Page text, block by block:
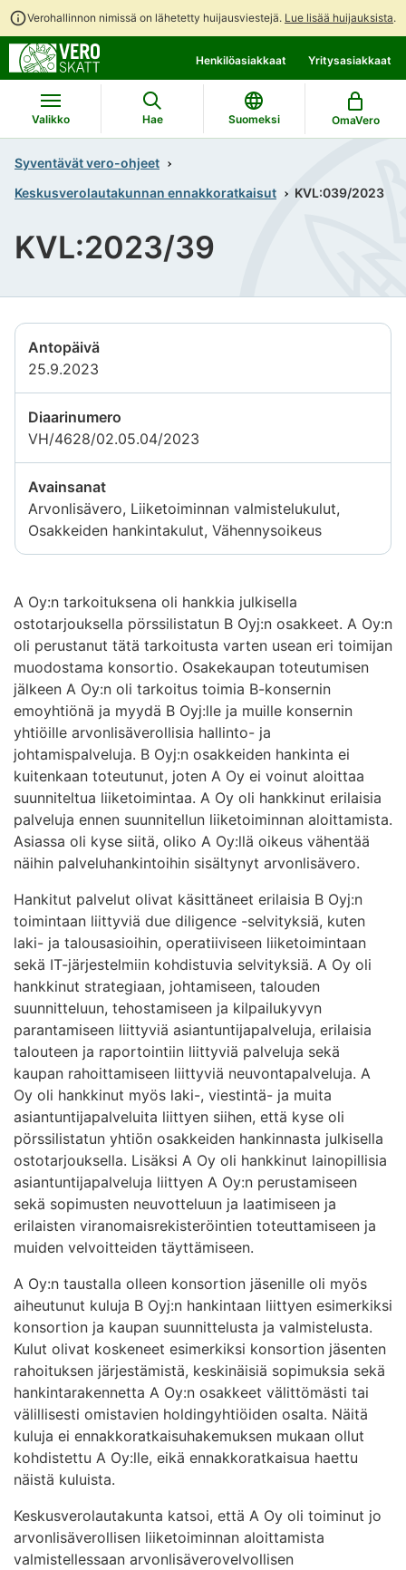
Verohallinnon nimissä on lähetetty huijausviestejä. Lue lisää huijauksista.
suoraan
sisältöön
koko
sivuston
hakuun
Henkilöasiakkaat Yritysasiakkaat
Valikko Hae Suomeksi OmaVero
Syventävät vero-ohjeet
Keskusverolautakunnan ennakkoratkaisut
KVL:039/2023
KVL:2023/39
Antopäivä
25.9.2023
Diaarinumero
VH/4628/02.05.04/2023
Avainsanat
Arvonlisävero, Liiketoiminnan valmistelukulut,
Osakkeiden hankintakulut, Vähennysoikeus
A Oy:n tarkoituksena oli hankkia julkisella
ostotarjouksella pörssilistatun B Oyj:n osakkeet. A Oy:n
oli perustanut tätä tarkoitusta varten usean eri toimijan
muodostama konsortio. Osakekaupan toteutumisen
jälkeen A Oy:n oli tarkoitus toimia B-konsernin
emoyhtiönä ja myydä B Oyj:lle ja muille konsernin
yhtiöille arvonlisäverollisia hallinto- ja
johtamispalveluja. B Oyj:n osakkeiden hankinta ei
kuitenkaan toteutunut, joten A Oy ei voinut aloittaa
suunniteltua liiketoimintaa. A Oy oli hankkinut erilaisia
palveluja ennen suunnitellun liiketoiminnan aloittamista.
Asiassa oli kyse siitä, oliko A Oy:llä oikeus vähentää
näihin palveluhankintoihin sisältynyt arvonlisävero.
Hankitut palvelut olivat käsittäneet erilaisia B Oyj:n
toimintaan liittyviä due diligence -selvityksiä, kuten
laki- ja talousasioihin, operatiiviseen liiketoimintaan
sekä IT-järjestelmiin kohdistuvia selvityksiä. A Oy oli
hankkinut strategiaan, johtamiseen, talouden
suunnitteluun, tehostamiseen ja kilpailukyvyn
parantamiseen liittyviä asiantuntijapalveluja, erilaisia
talouteen ja raportointiin liittyviä palveluja sekä
kaupan rahoittamiseen liittyviä neuvontapalveluja. A
Oy oli hankkinut myös laki-, viestintä- ja muita
asiantuntijapalveluita liittyen siihen, että kyse oli
pörssilistatun yhtiön osakkeiden hankinnasta julkisella
ostotarjouksella. Lisäksi A Oy oli hankkinut lainopillisia
asiantuntijapalveluja liittyen A Oy:n perustamiseen
sekä sopimusten neuvotteluun ja laatimiseen ja
erilaisten viranomaisrekisteröintien toteuttamiseen ja
muiden velvoitteiden täyttämiseen.
A Oy:n taustalla olleen konsortion jäsenille oli myös
aiheutunut kuluja B Oyj:n hankintaan liittyen esimerkiksi
konsortion ja kaupan suunnittelusta ja valmistelusta.
Kulut olivat koskeneet esimerkiksi konsortion jäsenten
rahoituksen järjestämistä, keskinäisiä sopimuksia sekä
hankintarakennetta A Oy:n osakkeet välittömästi tai
välillisesti omistavien holdingyhtiöiden osalta. Näitä
kuluja ei ennakkoratkaisuhakemuksen mukaan ollut
kohdistettu A Oy:lle, eikä ennakkoratkaisua haettu
näistä kuluista.
Keskusverolautakunta katsoi, että A Oy oli toiminut jo
arvonlisäverollisen liiketoiminnan aloittamista
valmistellessaan arvonlisäverovelvollisen